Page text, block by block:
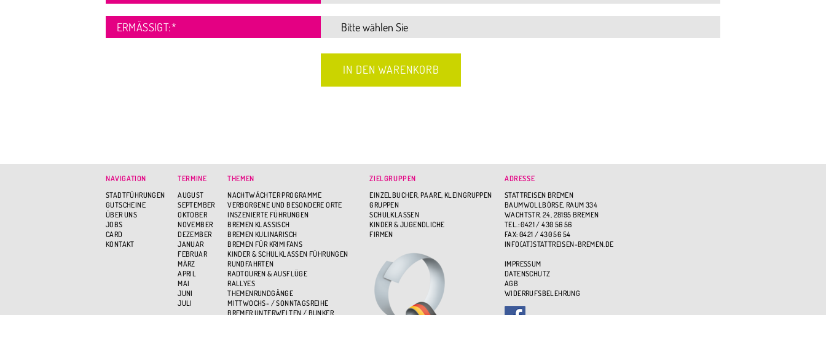
ERMÄSSIGT: *
NAVIGATION
STADTFÜHRUNGEN
GUTSCHEINE
ÜBER UNS
JOBS
CARD
KONTAKT
TERMINE
AUGUST
SEPTEMBER
OKTOBER
NOVEMBER
DEZEMBER
JANUAR
FEBRUAR
MÄRZ
APRIL
MAI
JUNI
JULI
THEMEN
NACHTWÄCHTER PROGRAMME
VERBORGENE UND BESONDERE ORTE
INSZENIERTE FÜHRUNGEN
BREMEN KLASSISCH
BREMEN KULINARISCH
BREMEN FÜR KRIMIFANS
KINDER & SCHULKLASSEN FÜHRUNGEN
RUNDFAHRTEN
RADTOUREN & AUSFLÜGE
RALLYES
THEMENRUNDGÄNGE
MITTWOCHS- / SONNTAGSREIHE
BREMER UNTERWELTEN / BUNKER
ZIELGRUPPEN
EINZELBUCHER, PAARE, KLEINGRUPPEN
GRUPPEN
SCHULKLASSEN
KINDER & JUGENDLICHE
FIRMEN
ADRESSE
STATTREISEN BREMEN
BAUMWOLLBÖRSE, RAUM 334
WACHTSTR. 24, 28195 BREMEN
TEL.: 0421 / 430 56 56
FAX: 0421 / 430 56 54
INFO(AT)STATTREISEN-BREMEN.DE
IMPRESSUM
DATENSCHUTZ
AGB
WIDERRUFSBELEHRUNG